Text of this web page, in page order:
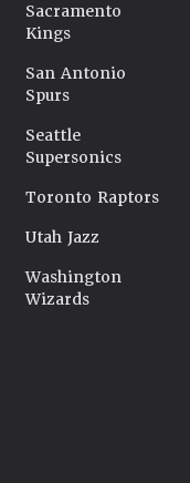
Sacramento
Kings
San Antonio
Spurs
Seattle
Supersonics
Toronto Raptors
Utah Jazz
Washington
Wizards